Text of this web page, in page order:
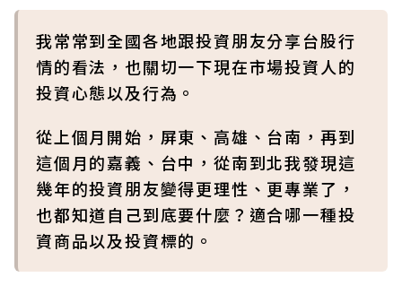
我常常到全國各地跟投資朋友分享台股行
情的看法，也關切一下現在市場投資人的
投資心態以及行為。
從上個月開始，屏東、高雄、台南，再到
這個月的嘉義、台中，從南到北我發現這
幾年的投資朋友變得更理性、更專業了，
也都知道自己到底要什麼？適合哪一種投
資商品以及投資標的。